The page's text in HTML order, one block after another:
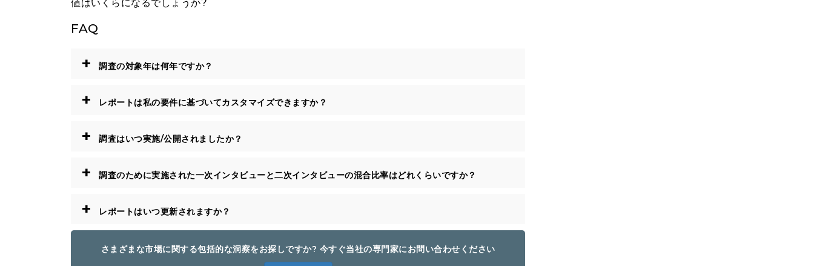
値はいくらになるでしょうか?
FAQ
+ 調査の対象年は何年ですか？
+ レポートは私の要件に基づいてカスタマイズできますか？
+ 調査はいつ実施/公開されましたか？
+ 調査のために実施された一次インタビューと二次インタビューの混合比率はどれくらいですか？
+ レポートはいつ更新されますか？
さまざまな市場に関する包括的な洞察をお探しですか? 今すぐ当社の専門家にお問い合わせください